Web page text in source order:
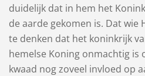
duidelijk dat in hem het
de aarde gekomen is. Dat wie
te denken dat het koninkrijk
hemelse Koning onmachtig is
kwaad nog zoveel invloed op